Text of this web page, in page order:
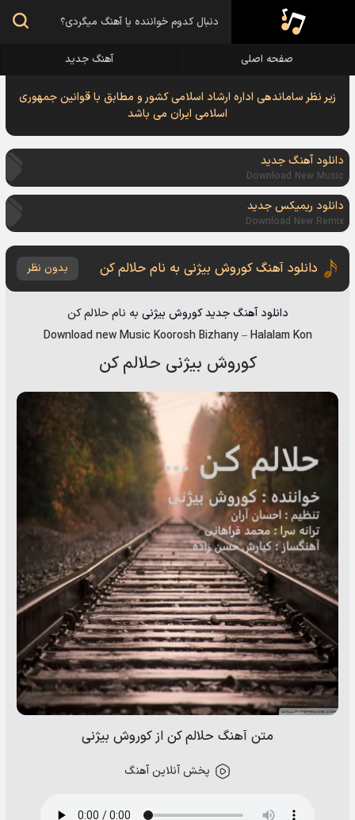
صفحه اصلی آهنگ جدید
زیر نظر ساماندهی اداره ارشاد اسلامی کشور و مطابق با قوانین جمهوری
اسلامی ایران می باشد
دانلود آهنگ جدید
Download New Music
دانلود ریمیکس جدید
Download New Remix
دانلود آهنگ کوروش بیژنی به نام حلالم کن بدون نظر
دانلود آهنگ جدیدکوروش بیژنی به نامحلالم کن
Download new Music Koorosh Bizhany–Halalam Kon
کوروش بیژنی حلالم کن
متن آهنگ حلالم کن از کوروش بیژنی
پخش آنلاین آهنگ